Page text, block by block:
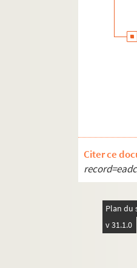
Citer ce
Plan du
v 31.1.0